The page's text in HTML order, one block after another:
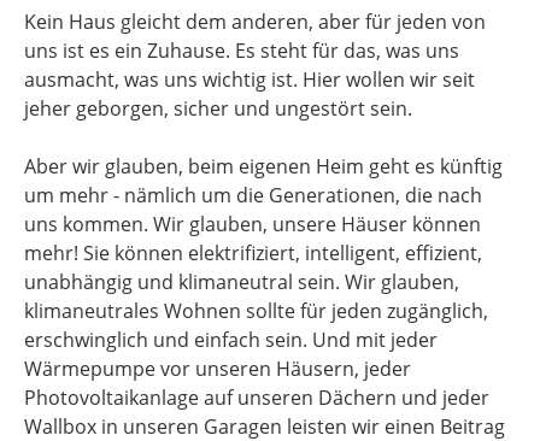
Kein Haus gleicht dem anderen, aber für jeden von
uns ist es ein Zuhause. Es steht für das, was uns
ausmacht, was uns wichtig ist. Hier wollen wir seit
jeher geborgen, sicher und ungestört sein.
Aber wir glauben, beim eigenen Heim geht es künftig
um mehr - nämlich um die Generationen, die nach
uns kommen. Wir glauben, unsere Häuser können
mehr! Sie können elektrifiziert, intelligent, effizient,
unabhängig und klimaneutral sein. Wir glauben,
klimaneutrales Wohnen sollte für jeden zugänglich,
erschwinglich und einfach sein. Und mit jeder
Wärmepumpe vor unseren Häusern, jeder
Photovoltaikanlage auf unseren Dächern und jeder
Wallbox in unseren Garagen leisten wir einen Beitrag